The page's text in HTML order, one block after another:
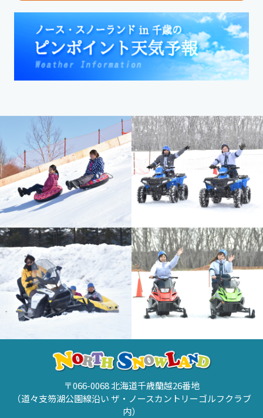
〒066-0068 北海道千歳蘭越26番地
（道々支笏湖公園線沿い ザ・ノースカントリーゴルフクラブ
内）